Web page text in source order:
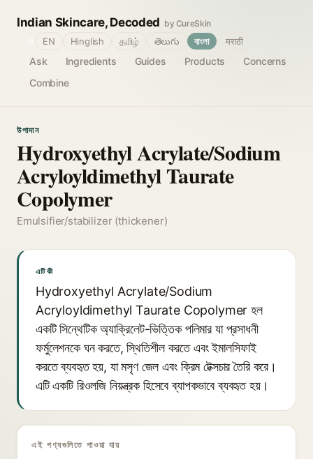
Indian Skincare, Decoded by CureSkin
Ask Ingredients Guides Products
Concerns
Combine
EN Hinglish தமிழ் తెలుగు বাংলা मराठी
উপাদান
Hydroxyethyl Acrylate/Sodium
Acryloyldimethyl Taurate
Copolymer
Emulsifier/stabilizer (thickener)
এটি কী
Hydroxyethyl Acrylate/Sodium
Acryloyldimethyl Taurate Copolymer হল
একটি সিন্থেটিক অ্যাক্রিলেট-ভিত্তিক পলিমার যা প্রসাধনী
ফর্মুলেশনকে ঘন করতে, স্থিতিশীল করতে এবং ইমালসিফাই
করতে ব্যবহৃত হয়, যা মসৃণ জেল এবং ক্রিম টেক্সচার তৈরি করে।
এটি একটি রিওলজি নিয়ন্ত্রক হিসেবে ব্যাপকভাবে ব্যবহৃত হয়।
এই পণ্যগুলিতে পাওয়া যায়